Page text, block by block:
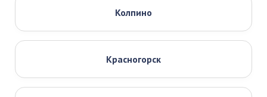
Колпино
Красногорск